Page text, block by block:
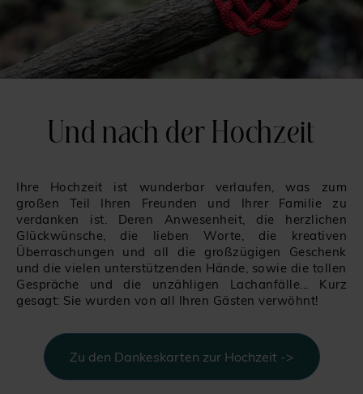
Und nach der Hochzeit
Ihre Hochzeit ist wunderbar verlaufen, was zum
großen Teil Ihren Freunden und Ihrer Familie zu
verdanken ist. Deren Anwesenheit, die herzlichen
Glückwünsche, die lieben Worte, die kreativen
Überraschungen und all die großzügigen Geschenk
und die vielen unterstützenden Hände, sowie die tollen
Gespräche und die unzähligen Lachanfälle... Kurz
gesagt: Sie wurden von all Ihren Gästen verwöhnt!
Zu den Dankeskarten zur Hochzeit ->